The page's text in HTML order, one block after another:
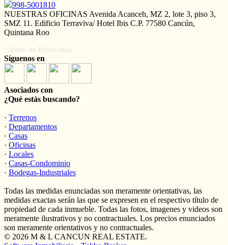
998-5001810
NUESTRAS OFICINAS Avenida Acanceh, MZ 2, lote 3, piso 3,
SMZ 11. Edificio Terraviva/ Hotel Ibis C.P. 77580 Cancún,
Quintana Roo
· Aviso de Privacidad
Síguenos en
Asociados con
¿Qué estás buscando?
· Terrenos
· Departamentos
· Casas
· Oficinas
· Locales
· Casas-Condominio
· Bodegas-Industriales
Todas las medidas enunciadas son meramente orientativas, las
medidas exactas serán las que se expresen en el respectivo título de
propiedad de cada inmueble. Todas las fotos, imagenes y videos son
meramente ilustrativos y no contractuales. Los precios enunciados
son meramente orientativos y no contractuales.
© 2026 M & L CANCUN REAL ESTATE.